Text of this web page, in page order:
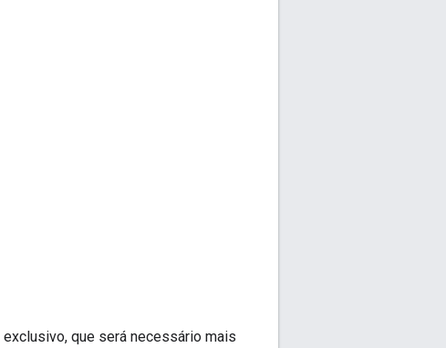
exclusivo, que será necessário mais